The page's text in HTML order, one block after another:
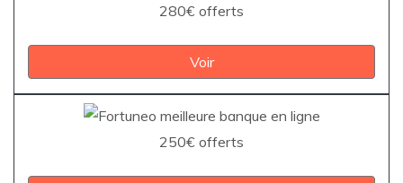
280€ offerts
Voir
250€ offerts